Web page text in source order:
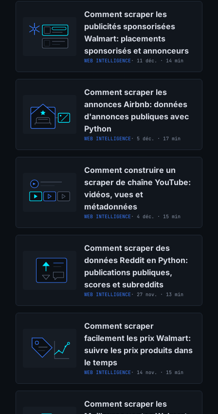
Comment scraper les
publicités sponsorisées
Walmart: placements
sponsorisés et annonceurs
WEB INTELLIGENCE · 11 déc. · 14 min
Comment scraper les
annonces Airbnb: données
d'annonces publiques avec
Python
WEB INTELLIGENCE · 5 déc. · 17 min
Comment construire un
scraper de chaîne YouTube:
vidéos, vues et
métadonnées
WEB INTELLIGENCE · 4 déc. · 15 min
Comment scraper des
données Reddit en Python:
publications publiques,
scores et subreddits
WEB INTELLIGENCE · 27 nov. · 13 min
Comment scraper
facilement les prix Walmart:
suivre les prix produits dans
le temps
WEB INTELLIGENCE · 14 nov. · 15 min
Comment scraper les